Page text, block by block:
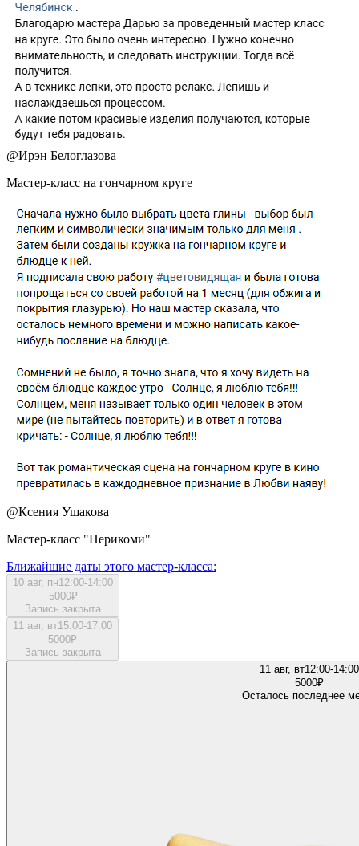
@Ирэн Белоглазова
Мастер-класс на гончарном круге
@Ксения Ушакова
Мастер-класс "Нерикоми"
Ближайшие даты этого мастер‑класса:
10 авг, пн12:00-14:00
5000₽
Запись закрыта
11 авг, вт15:00-17:00
5000₽
Запись закрыта
11 авг, вт12:00-14:00
5000₽
Осталось последнее